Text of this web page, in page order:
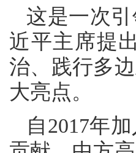
这是一次
近平主席提
治、践行多
大亮点。
自2017年